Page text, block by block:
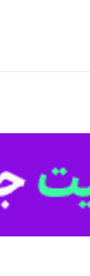
بلینکن همتای آمریکایی…